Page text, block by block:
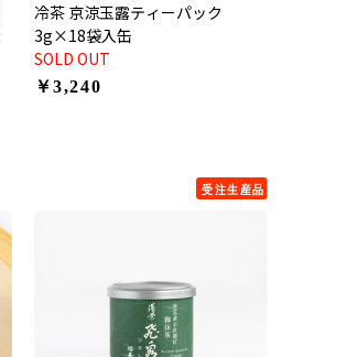
冷茶 京涼玉露ティーパック
3g×18袋入缶
SOLD OUT
￥3,240